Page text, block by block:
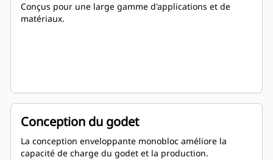
Conçus pour une large gamme d'applications et de
matériaux.
Conception du godet
La conception enveloppante monobloc améliore la
capacité de charge du godet et la production.